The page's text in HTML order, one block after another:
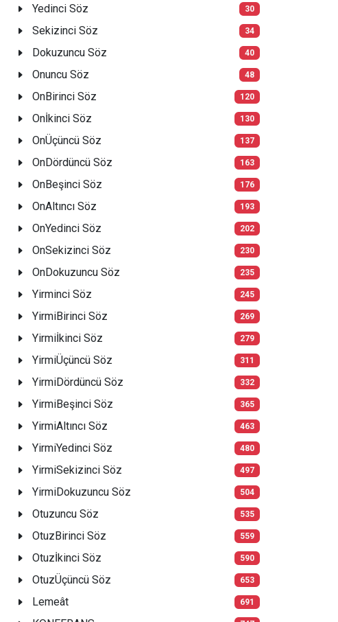
Yedinci Söz 30
Sekizinci Söz 34
Dokuzuncu Söz 40
Onuncu Söz 48
OnBirinci Söz 120
Onİkinci Söz 130
OnÜçüncü Söz 137
OnDördüncü Söz 163
OnBeşinci Söz 176
OnAltıncı Söz 193
OnYedinci Söz 202
OnSekizinci Söz 230
OnDokuzuncu Söz 235
Yirminci Söz 245
YirmiBirinci Söz 269
Yirmiİkinci Söz 279
YirmiÜçüncü Söz 311
YirmiDördüncü Söz 332
YirmiBeşinci Söz 365
YirmiAltıncı Söz 463
YirmiYedinci Söz 480
YirmiSekizinci Söz 497
YirmiDokuzuncu Söz 504
Otuzuncu Söz 535
OtuzBirinci Söz 559
Otuzİkinci Söz 590
OtuzÜçüncü Söz 653
Lemeât 691